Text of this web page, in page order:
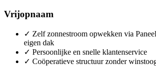
Vrijopnaam
✓ Zelf zonnestroom opwekken via
eigen dak
✓ Persoonlijke en snelle klantenservice
✓ Coöperatieve structuur zonder